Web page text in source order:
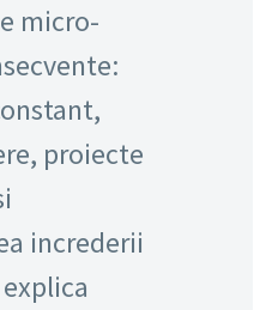
micro-
proiecte
increderii